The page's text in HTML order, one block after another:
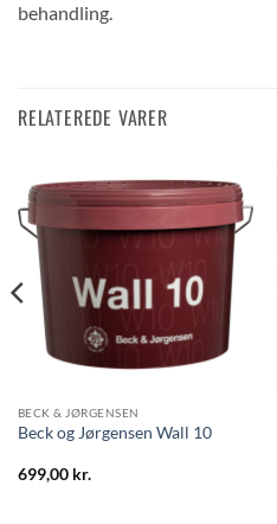
behandling.
RELATEREDE VARER
BECK & JØRGENSEN
Beck og Jørgensen Wall 10
699,00 kr.